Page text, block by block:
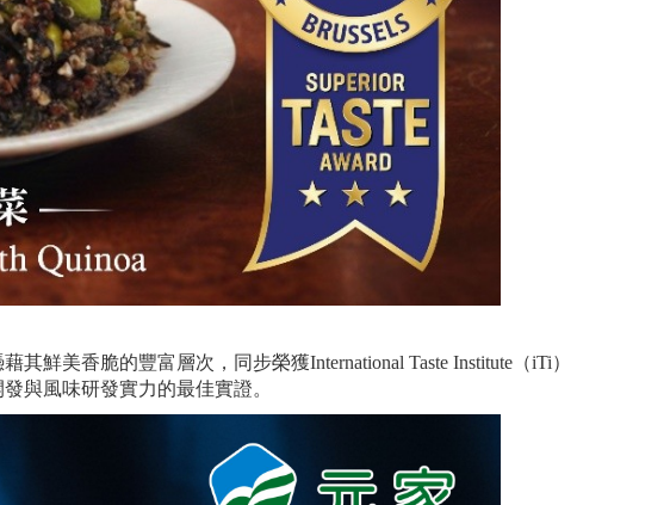
其鮮美香脆的豐富層次，同步榮獲International Taste Institute（iTi）
與風味研發實力的最佳實證。